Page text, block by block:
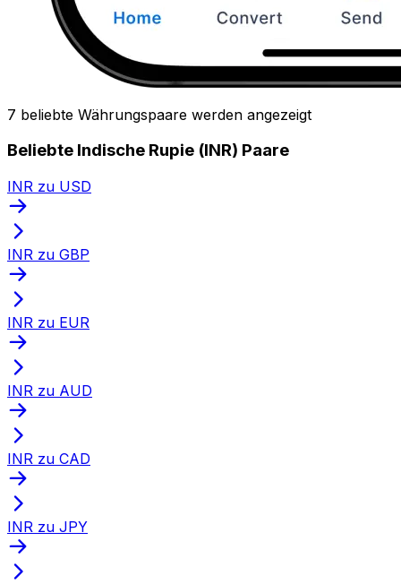
7 beliebte Währungspaare werden angezeigt
Beliebte Indische Rupie (INR) Paare
INR zu USD
INR zu GBP
INR zu EUR
INR zu AUD
INR zu CAD
INR zu JPY